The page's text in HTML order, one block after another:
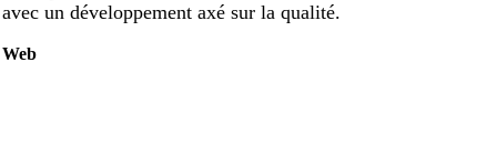
avec un développement axé sur la qualité.
Web